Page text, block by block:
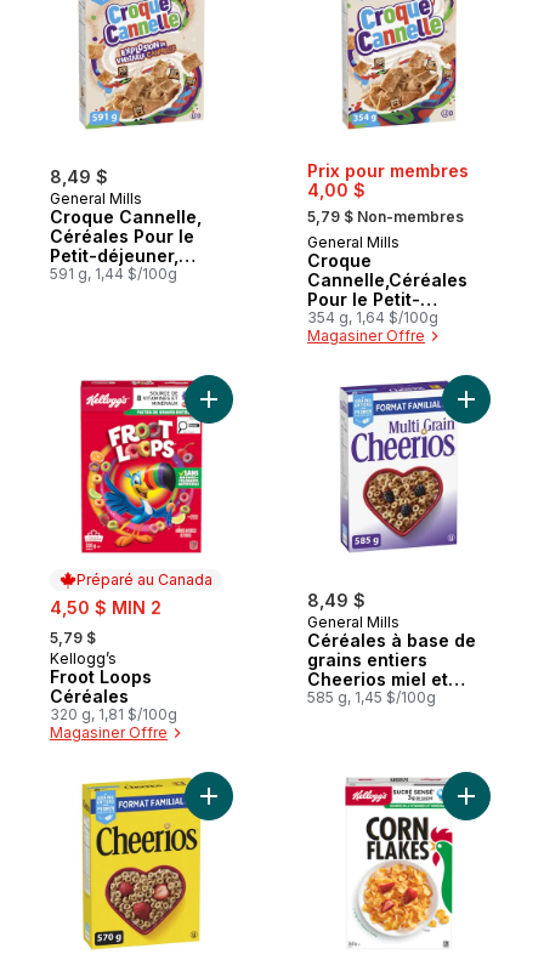
8,49 $
General Mills
Croque Cannelle,
Céréales Pour le
Petit-déjeuner,
Grains Entiers,
591 g, 1,44 $/100g
Prix pour membres
4,00 $
, formerly:
5,79 $ Non-membres
General Mills
Croque
Cannelle,Céréales
Pour le Petit-
déjeuner au Gout De
Cannelle
354 g, 1,64 $/100g
Magasiner Offre
Préparé au Canada
sale:
4,50 $ MIN 2
, formerly:
5,79 $
Préparé au Canada
Kellogg’s
Froot Loops
Céréales
320 g, 1,81 $/100g
Magasiner Offre
Ajouter Froot Loops Céréales au panier
8,49 $
General Mills
Céréales à base de
grains entiers
Cheerios miel et
noix, format familial
585 g, 1,45 $/100g
Ajouter
Ajouter Cheerios Saveur Originale,Ajouter